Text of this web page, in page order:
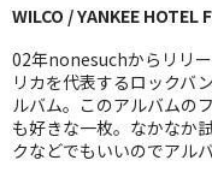
JAZZ-EU
JAZZ-JP
JAZZ-VOCAL
WILCO / YANKEE
02年nonesuchからリリ
リカを代表するロックバ
ルバム。このアルバムの
も好きな一枚。なかなか
クなどでもいいのでアル